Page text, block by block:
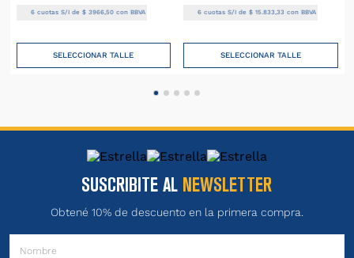
6cuotas S/I de $ 3966, 50con BBVA
SELECCIONAR TALLE
6cuotas S/I de $ 15. 833 33 con BBVA
SELECCIONAR TALLE
SUSCRIBITE AL NEWSLETTER
Obtené 10% de descuento en la primera compra.